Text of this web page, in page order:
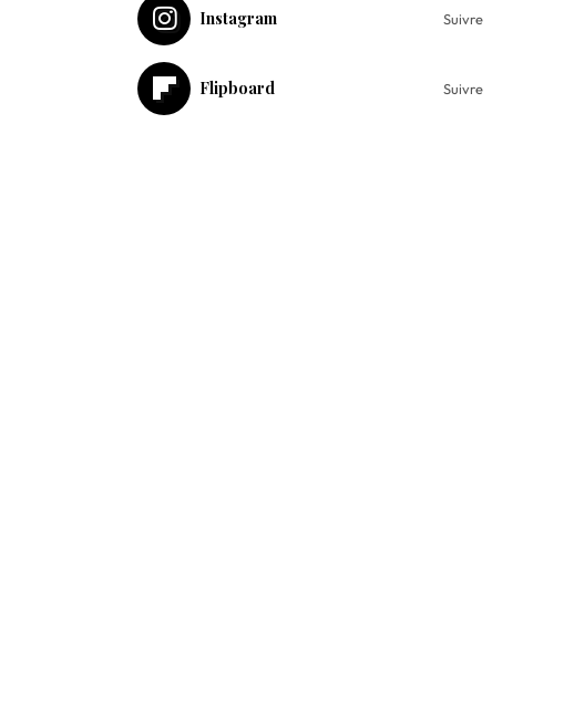
Instagram Suivre
Flipboard Suivre